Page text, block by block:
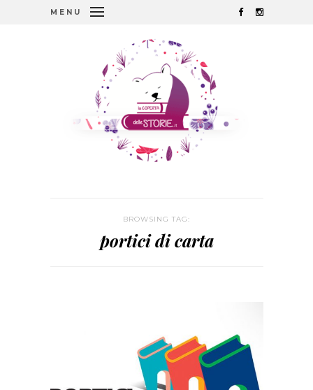
MENU
BROWSING TAG:
portici di carta